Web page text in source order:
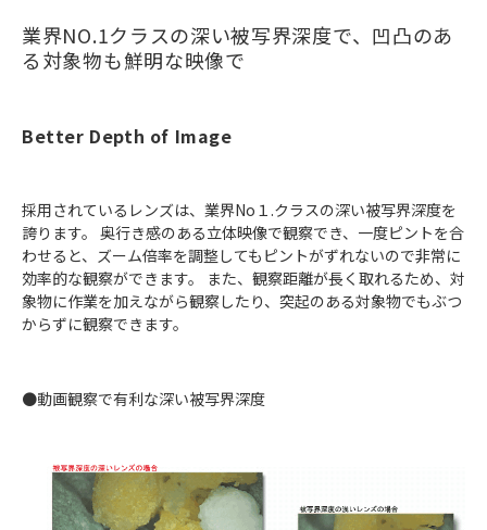
業界NO.1クラスの深い被写界深度で、凹凸のあ
る対象物も鮮明な映像で
Better Depth of Image
採用されているレンズは、業界No１.クラスの深い被写界深度を
誇ります。 奥行き感のある立体映像で観察でき、一度ピントを合
わせると、ズーム倍率を調整してもピントがずれないので非常に
効率的な観察ができます。 また、観察距離が長く取れるため、対
象物に作業を加えながら観察したり、突起のある対象物でもぶつ
からずに観察できます。
●動画観察で有利な深い被写界深度